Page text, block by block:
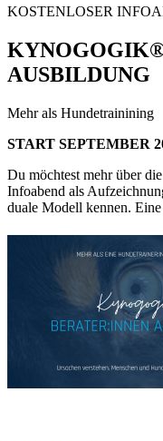
KOSTENLOSER
AUSBILDUNG
Mehr als Hundetrainining
START SEPTEMBER
Du möchtest mehr über
Infoabend als
duale Modell kennen.